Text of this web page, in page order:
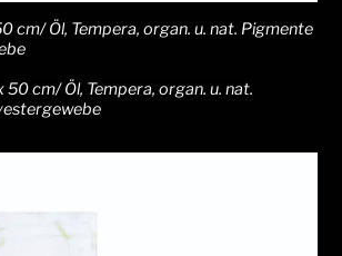
cm/ Öl, Tempera, organ. u. nat. Pigmente
cm/ Öl, Tempera, organ. u. nat.